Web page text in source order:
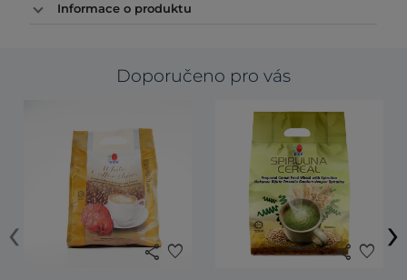
Informace o produktu
Doporučeno pro vás
share favorite share favorite
‹ ›